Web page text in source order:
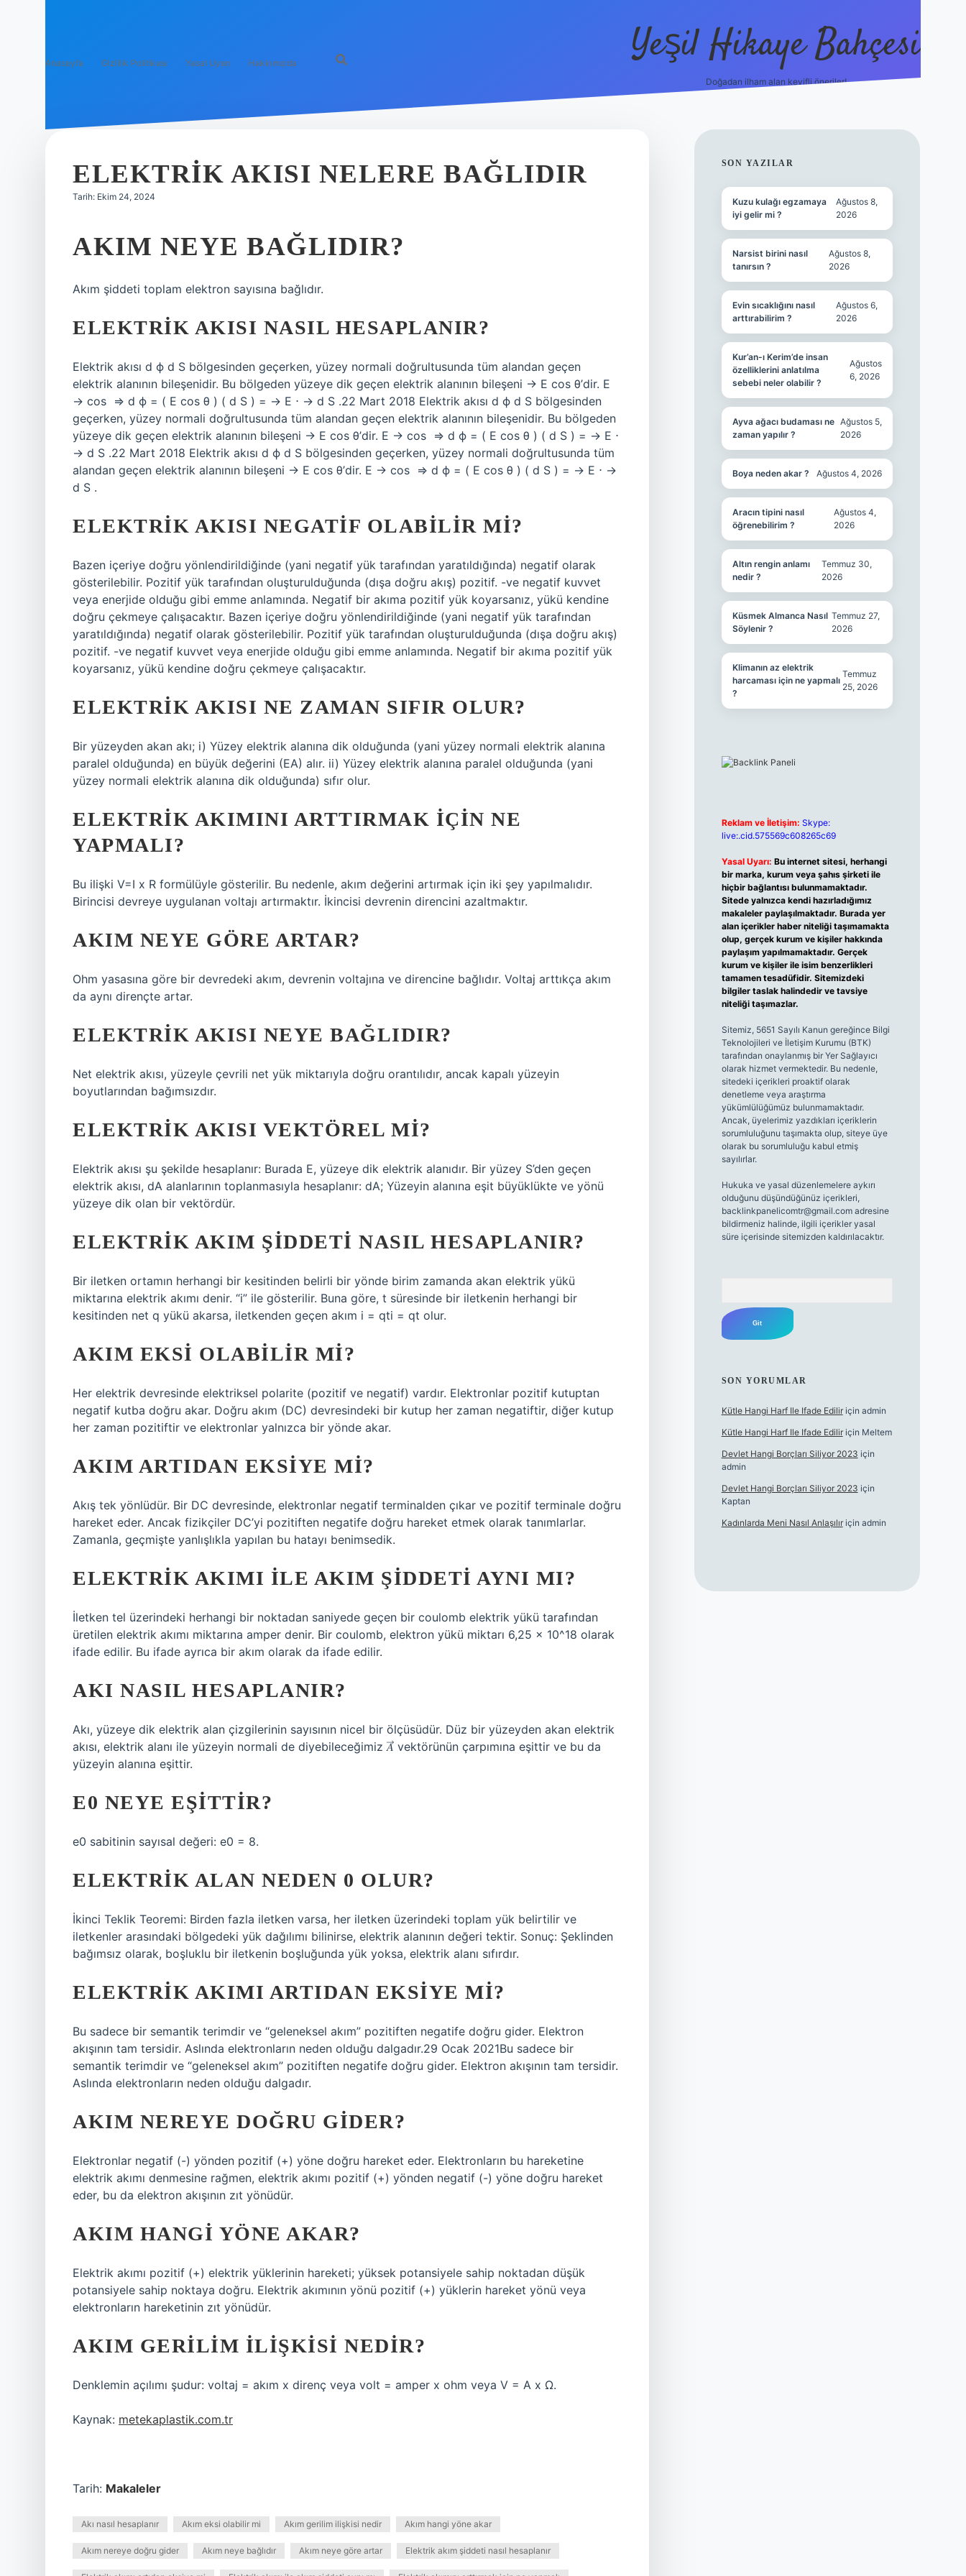
Anasayfa Gizlilik Politikası Yasal Uyarı Hakkımızda Yeşil Hikaye Bahçesi
Doğadan ilham alan keyifli öneriler!
ELEKTRIK AKISI NELERE BAĞLIDIR
Tarih: Ekim 24, 2024
AKIM NEYE BAĞLIDIR?
Akım şiddeti toplam elektron sayısına bağlıdır.
ELEKTRIK AKISI NASIL HESAPLANIR?
Elektrik akısı d ϕ d S bölgesinden geçerken, yüzey normali doğrultusunda tüm alandan geçen
elektrik alanının bileşenidir. Bu bölgeden yüzeye dik geçen elektrik alanının bileşeni → E cos θ’dir. E
→ cos ⁡ ⇒ d ϕ = ( E cos θ ) ( d S ) = → E ⋅ → d S .22 Mart 2018 Elektrik akısı d ϕ d S bölgesinden
geçerken, yüzey normali doğrultusunda tüm alandan geçen elektrik alanının bileşenidir. Bu bölgeden
yüzeye dik geçen elektrik alanının bileşeni → E cos θ’dir. E → cos ⁡ ⇒ d ϕ = ( E cos θ ) ( d S ) = → E ⋅
→ d S .22 Mart 2018 Elektrik akısı d ϕ d S bölgesinden geçerken, yüzey normali doğrultusunda tüm
alandan geçen elektrik alanının bileşeni → E cos θ’dir. E → cos ⁡ ⇒ d ϕ = ( E cos θ ) ( d S ) = → E ⋅ →
d S .
ELEKTRIK AKISI NEGATIF OLABILIR MI?
Bazen içeriye doğru yönlendirildiğinde (yani negatif yük tarafından yaratıldığında) negatif olarak
gösterilebilir. Pozitif yük tarafından oluşturulduğunda (dışa doğru akış) pozitif. -ve negatif kuvvet
veya enerjide olduğu gibi emme anlamında. Negatif bir akıma pozitif yük koyarsanız, yükü kendine
doğru çekmeye çalışacaktır. Bazen içeriye doğru yönlendirildiğinde (yani negatif yük tarafından
yaratıldığında) negatif olarak gösterilebilir. Pozitif yük tarafından oluşturulduğunda (dışa doğru akış)
pozitif. -ve negatif kuvvet veya enerjide olduğu gibi emme anlamında. Negatif bir akıma pozitif yük
koyarsanız, yükü kendine doğru çekmeye çalışacaktır.
ELEKTRIK AKISI NE ZAMAN SIFIR OLUR?
Bir yüzeyden akan akı; i) Yüzey elektrik alanına dik olduğunda (yani yüzey normali elektrik alanına
paralel olduğunda) en büyük değerini (EA) alır. ii) Yüzey elektrik alanına paralel olduğunda (yani
yüzey normali elektrik alanına dik olduğunda) sıfır olur.
ELEKTRIK AKIMINI ARTTIRMAK IÇIN NE
YAPMALI?
Bu ilişki V=I x R formülüyle gösterilir. Bu nedenle, akım değerini artırmak için iki şey yapılmalıdır.
Birincisi devreye uygulanan voltajı artırmaktır. İkincisi devrenin direncini azaltmaktır.
AKIM NEYE GÖRE ARTAR?
Ohm yasasına göre bir devredeki akım, devrenin voltajına ve direncine bağlıdır. Voltaj arttıkça akım
da aynı dirençte artar.
ELEKTRIK AKISI NEYE BAĞLIDIR?
Net elektrik akısı, yüzeyle çevrili net yük miktarıyla doğru orantılıdır, ancak kapalı yüzeyin
boyutlarından bağımsızdır.
ELEKTRIK AKISI VEKTÖREL MI?
Elektrik akısı şu şekilde hesaplanır: Burada E, yüzeye dik elektrik alanıdır. Bir yüzey S’den geçen
elektrik akısı, dA alanlarının toplanmasıyla hesaplanır: dA; Yüzeyin alanına eşit büyüklükte ve yönü
yüzeye dik olan bir vektördür.
ELEKTRIK AKIM ŞIDDETI NASIL HESAPLANIR?
Bir iletken ortamın herhangi bir kesitinden belirli bir yönde birim zamanda akan elektrik yükü
miktarına elektrik akımı denir. “i” ile gösterilir. Buna göre, t süresinde bir iletkenin herhangi bir
kesitinden net q yükü akarsa, iletkenden geçen akım i = qti = qt olur.
AKIM EKSI OLABILIR MI?
Her elektrik devresinde elektriksel polarite (pozitif ve negatif) vardır. Elektronlar pozitif kutuptan
negatif kutba doğru akar. Doğru akım (DC) devresindeki bir kutup her zaman negatiftir, diğer kutup
her zaman pozitiftir ve elektronlar yalnızca bir yönde akar.
AKIM ARTIDAN EKSIYE MI?
Akış tek yönlüdür. Bir DC devresinde, elektronlar negatif terminalden çıkar ve pozitif terminale doğru
hareket eder. Ancak fizikçiler DC’yi pozitiften negatife doğru hareket etmek olarak tanımlarlar.
Zamanla, geçmişte yanlışlıkla yapılan bu hatayı benimsedik.
ELEKTRIK AKIMI ILE AKIM ŞIDDETI AYNI MI?
İletken tel üzerindeki herhangi bir noktadan saniyede geçen bir coulomb elektrik yükü tarafından
üretilen elektrik akımı miktarına amper denir. Bir coulomb, elektron yükü miktarı 6,25 x 10^18 olarak
ifade edilir. Bu ifade ayrıca bir akım olarak da ifade edilir.
AKI NASIL HESAPLANIR?
Akı, yüzeye dik elektrik alan çizgilerinin sayısının nicel bir ölçüsüdür. Düz bir yüzeyden akan elektrik
akısı, elektrik alanı ile yüzeyin normali de diyebileceğimiz 𝐴⃗ vektörünün çarpımına eşittir ve bu da
yüzeyin alanına eşittir.
E0 NEYE EŞITTIR?
e0 sabitinin sayısal değeri: e0 = 8.
ELEKTRIK ALAN NEDEN 0 OLUR?
İkinci Teklik Teoremi: Birden fazla iletken varsa, her iletken üzerindeki toplam yük belirtilir ve
iletkenler arasındaki bölgedeki yük dağılımı bilinirse, elektrik alanının değeri tektir. Sonuç: Şeklinden
bağımsız olarak, boşluklu bir iletkenin boşluğunda yük yoksa, elektrik alanı sıfırdır.
ELEKTRIK AKIMI ARTIDAN EKSIYE MI?
Bu sadece bir semantik terimdir ve “geleneksel akım” pozitiften negatife doğru gider. Elektron
akışının tam tersidir. Aslında elektronların neden olduğu dalgadır.29 Ocak 2021Bu sadece bir
semantik terimdir ve “geleneksel akım” pozitiften negatife doğru gider. Elektron akışının tam tersidir.
Aslında elektronların neden olduğu dalgadır.
AKIM NEREYE DOĞRU GIDER?
Elektronlar negatif (-) yönden pozitif (+) yöne doğru hareket eder. Elektronların bu hareketine
elektrik akımı denmesine rağmen, elektrik akımı pozitif (+) yönden negatif (-) yöne doğru hareket
eder, bu da elektron akışının zıt yönüdür.
AKIM HANGI YÖNE AKAR?
Elektrik akımı pozitif (+) elektrik yüklerinin hareketi; yüksek potansiyele sahip noktadan düşük
potansiyele sahip noktaya doğru. Elektrik akımının yönü pozitif (+) yüklerin hareket yönü veya
elektronların hareketinin zıt yönüdür.
AKIM GERILIM ILIŞKISI NEDIR?
Denklemin açılımı şudur: voltaj = akım x direnç veya volt = amper x ohm veya V = A x Ω.
Kaynak: metekaplastik.com.tr
Tarih: Makaleler
Akı nasıl hesaplanır Akım eksi olabilir mi Akım gerilim ilişkisi nedir Akım hangi yöne akar
Akım nereye doğru gider Akım neye bağlıdır Akım neye göre artar Elektrik akım şiddeti nasıl hesaplanır
SIDEBAR
SON YAZILAR
Kuzu kulağı egzamaya
iyi gelir mi ?
Ağustos 8,
2026
Narsist birini nasıl
tanırsın ?
Ağustos 8,
2026
Evin sıcaklığını nasıl
arttırabilirim ?
Ağustos 6,
2026
Kur’an-ı Kerim’de insan
özelliklerini anlatılma
sebebi neler olabilir ?
Ağustos
6, 2026
Ayva ağacı budaması ne
zaman yapılır ?
Ağustos 5,
2026
Boya neden akar ? Ağustos 4, 2026
Aracın tipini nasıl
öğrenebilirim ?
Ağustos 4,
2026
Altın rengin anlamı
nedir ?
Temmuz 30,
2026
Küsmek Almanca Nasıl
Söylenir ?
Temmuz 27,
2026
Klimanın az elektrik
harcaması için ne yapmalı
?
Temmuz
25, 2026
Reklam ve İletişim: Skype:
live:.cid.575569c608265c69
Yasal Uyarı: Bu internet sitesi, herhangi
bir marka, kurum veya şahıs şirketi ile
hiçbir bağlantısı bulunmamaktadır.
Sitede yalnızca kendi hazırladığımız
makaleler paylaşılmaktadır. Burada yer
alan içerikler haber niteliği taşımamakta
olup, gerçek kurum ve kişiler hakkında
paylaşım yapılmamaktadır. Gerçek
kurum ve kişiler ile isim benzerlikleri
tamamen tesadüfidir. Sitemizdeki
bilgiler taslak halindedir ve tavsiye
niteliği taşımazlar.
Sitemiz, 5651 Sayılı Kanun gereğince Bilgi
Teknolojileri ve İletişim Kurumu (BTK)
tarafından onaylanmış bir Yer Sağlayıcı
olarak hizmet vermektedir. Bu nedenle,
sitedeki içerikleri proaktif olarak
denetleme veya araştırma
yükümlülüğümüz bulunmamaktadır.
Ancak, üyelerimiz yazdıkları içeriklerin
sorumluluğunu taşımakta olup, siteye üye
olarak bu sorumluluğu kabul etmiş
sayılırlar.
Hukuka ve yasal düzenlemelere aykırı
olduğunu düşündüğünüz içerikleri,
backlinkpanelicomtr@gmail.comadresine
bildirmeniz halinde, ilgili içerikler yasal
süre içerisinde sitemizden kaldırılacaktır.
SON YORUMLAR
Kütle Hangi Harf Ile Ifade Ediliriçin admin
Kütle Hangi Harf Ile Ifade Ediliriçin Meltem
Devlet Hangi Borçları Siliyor 2023 için
admin
Devlet Hangi Borçları Siliyor 2023 için
Kaptan
Kadınlarda Meni Nasıl Anlaşılıriçin admin
en güvenilir